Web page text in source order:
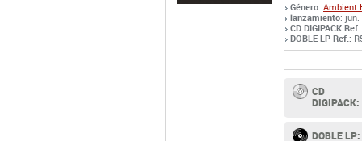
Género: Ambient
lanzamiento: jun.
CD DIGIPACK Ref.:
DOBLE LP Ref.:
CD
DIGIPACK:
DOBLE LP: